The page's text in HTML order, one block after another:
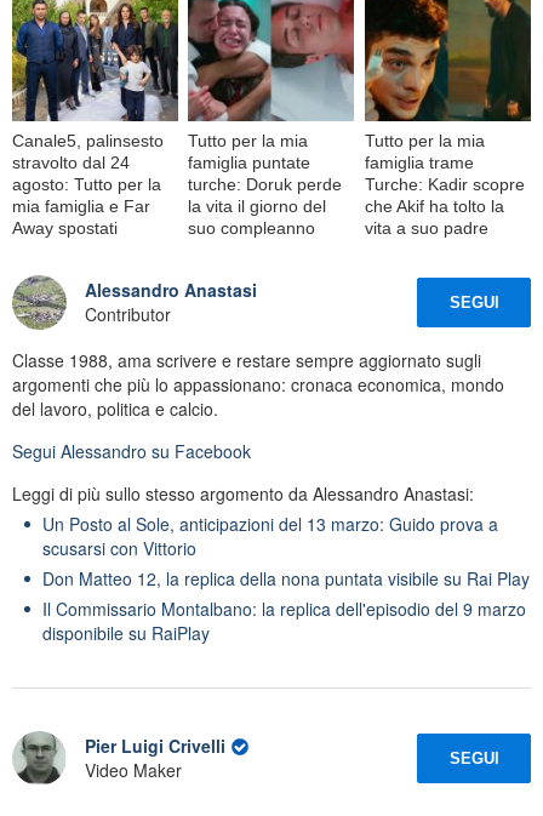
Canale5, palinsesto
stravolto dal 24
agosto: Tutto per la
mia famiglia e Far
Away spostati
Tutto per la mia
famiglia puntate
turche: Doruk perde
la vita il giorno del
suo compleanno
Tutto per la mia
famiglia trame
Turche: Kadir scopre
che Akif ha tolto la
vita a suo padre
Alessandro Anastasi
Contributor
SEGUI
Classe 1988, ama scrivere e restare sempre aggiornato sugli
argomenti che più lo appassionano: cronaca economica, mondo
del lavoro, politica e calcio.
Segui Alessandro su Facebook
Leggi di più sullo stesso argomento da Alessandro Anastasi:
Un Posto al Sole, anticipazioni del 13 marzo: Guido prova a
scusarsi con Vittorio
Don Matteo 12, la replica della nona puntata visibile su Rai Play
Il Commissario Montalbano: la replica dell'episodio del 9 marzo
disponibile su RaiPlay
Pier Luigi Crivelli
Video Maker
SEGUI